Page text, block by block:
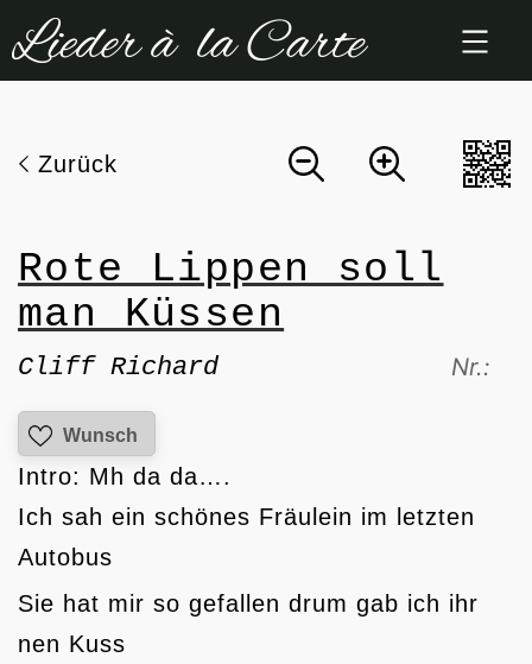
Zum
Inhalt
Zurück
Rote Lippen soll
man Küssen
Cliff Richard Nr.:
Wunsch
Intro: Mh da da….
Ich sah ein schönes Fräulein im letzten
Autobus
Sie hat mir so gefallen drum gab ich ihr
nen Kuss